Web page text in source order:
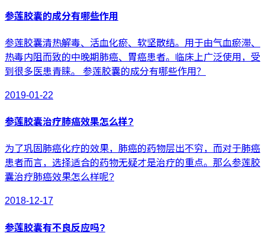
参莲胶囊的成分有哪些作用
参莲胶囊清热解毒、活血化瘀、软坚散结。用于由气血瘀滞、
热毒内阻而致的中晚期肺癌、胃癌患者。临床上广泛使用，受
到很多医患青睐。 参莲胶囊的成分有哪些作用？
2019-01-22
参莲胶囊治疗肺癌效果怎么样?
为了巩固肺癌化疗的效果，肺癌的药物层出不穷，而对于肺癌
患者而言，选择适合的药物无疑才是治疗的重点。那么参莲胶
囊治疗肺癌效果怎么样呢?
2018-12-17
参莲胶囊有不良反应吗?